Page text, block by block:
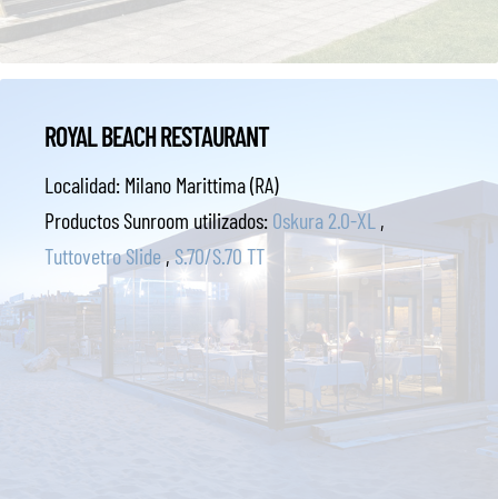
ROYAL BEACH RESTAURANT
Localidad: Milano Marittima (RA)
Productos Sunroom utilizados: Oskura 2.0-XL ,
Tuttovetro Slide, S.70/S.70 TT